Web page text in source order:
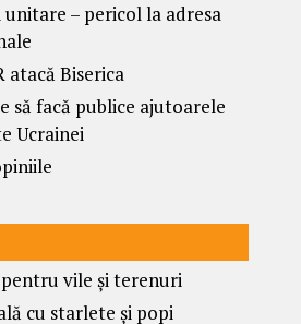
unitare – pericol la adresa
atacă Biserica
să facă publice ajutoarele
Ucrainei
vile și terenuri
cu starlete și popi